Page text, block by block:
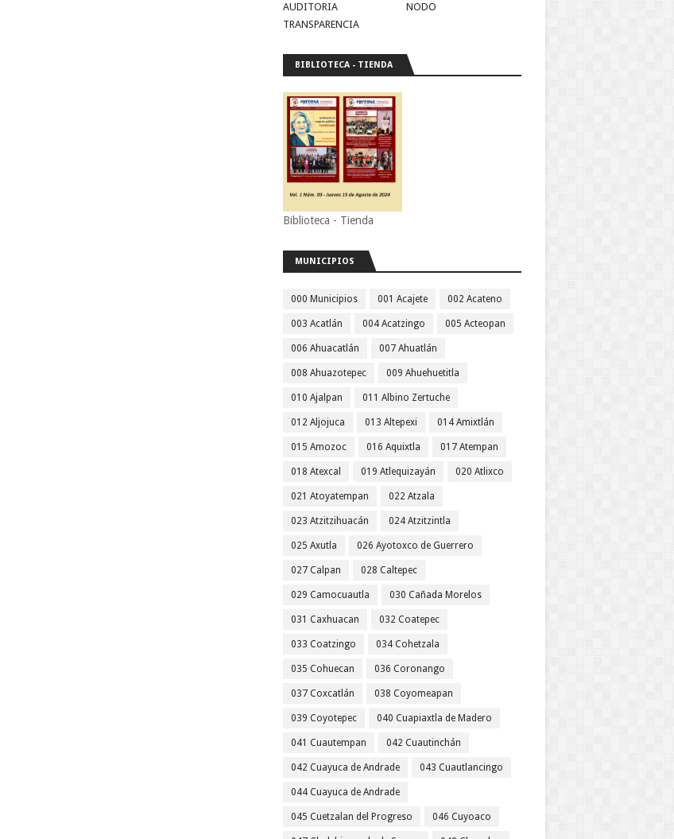
AUDITORIA
NODO
TRANSPARENCIA
BIBLIOTECA - TIENDA
Biblioteca - Tienda
MUNICIPIOS
000 Municipios 001 Acajete 002 Acateno
003 Acatlán 004 Acatzingo 005 Acteopan
006 Ahuacatlán 007 Ahuatlán
008 Ahuazotepec 009 Ahuehuetitla
010 Ajalpan 011 Albino Zertuche
012 Aljojuca 013 Altepexi 014 Amixtlán
015 Amozoc 016 Aquixtla 017 Atempan
018 Atexcal 019 Atlequizayán 020 Atlixco
021 Atoyatempan 022 Atzala
023 Atzitzihuacán 024 Atzitzintla
025 Axutla 026 Ayotoxco de Guerrero
027 Calpan 028 Caltepec
029 Camocuautla 030 Cañada Morelos
031 Caxhuacan 032 Coatepec
033 Coatzingo 034 Cohetzala
035 Cohuecan 036 Coronango
037 Coxcatlán 038 Coyomeapan
039 Coyotepec 040 Cuapiaxtla de Madero
041 Cuautempan 042 Cuautinchán
042 Cuayuca de Andrade 043 Cuautlancingo
044 Cuayuca de Andrade
045 Cuetzalan del Progreso 046 Cuyoaco